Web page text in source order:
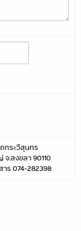
กระวีสุนทร
.สงขลา 90110
ร 074-282398